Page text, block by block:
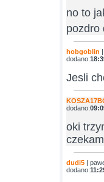
no to
pozdro
hobgoblin
dodano:
Jesli
dodano:
oki
czekam
dudi5 |
dodano: